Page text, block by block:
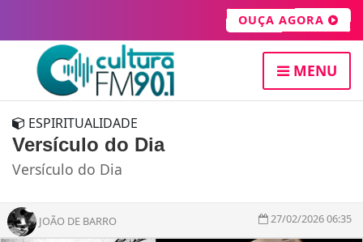
OUÇA AGORA
MENU
ESPIRITUALIDADE
Versículo do Dia
Versículo do Dia
JOÃO DE BARRO 27/02/2026 06:35